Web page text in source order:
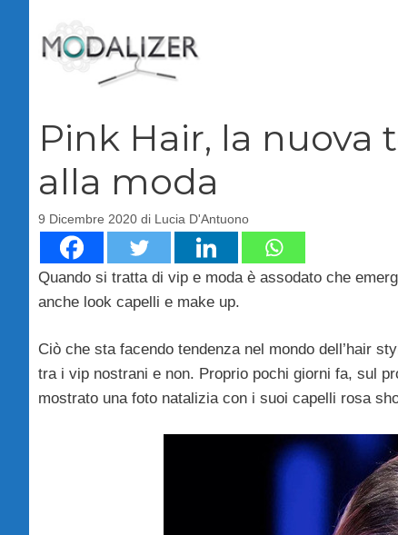
contenuto
Pink Hair, la nuova
alla moda
9 Dicembre 2020 di Lucia D'Antuono
Quando si tratta di vip e moda è assodato che
anche look capelli e make up.
Ciò che sta facendo tendenza nel mondo dell’hair
tra i vip nostrani e non. Proprio pochi giorni fa, sul
mostrato una foto natalizia con i suoi capelli rosa